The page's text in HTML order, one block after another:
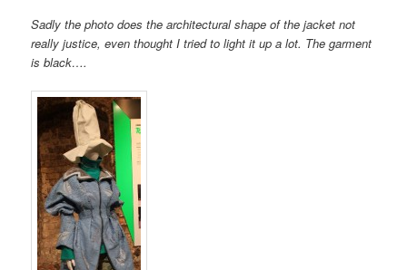
Sadly the photo does the architectural shape of the jacket not
really justice, even thought I tried to light it up a lot. The garment
is black….